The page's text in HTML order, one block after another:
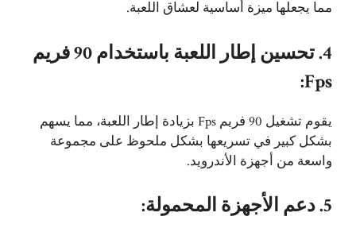
مما يجعلها ميزة أساسية لعشاق اللعبة.
4. تحسين إطار اللعبة باستخدام 90 فريم
Fps:
يقوم تشغيل 90 فريم Fps بزيادة إطار اللعبة، مما يسهم
بشكل كبير في تسريعها بشكل ملحوظ على مجموعة
واسعة من أجهزة الأندرويد.
5. دعم الأجهزة المحمولة: